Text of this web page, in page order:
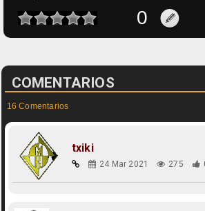
COMENTARIOS
16 Comentarios
txiki
24 Mar 2021 275